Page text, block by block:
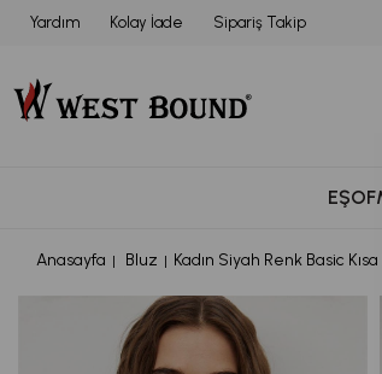
Yardım Kolay İade Sipariş Takip
Anasayfa Bluz Kadın Siyah Renk Basic